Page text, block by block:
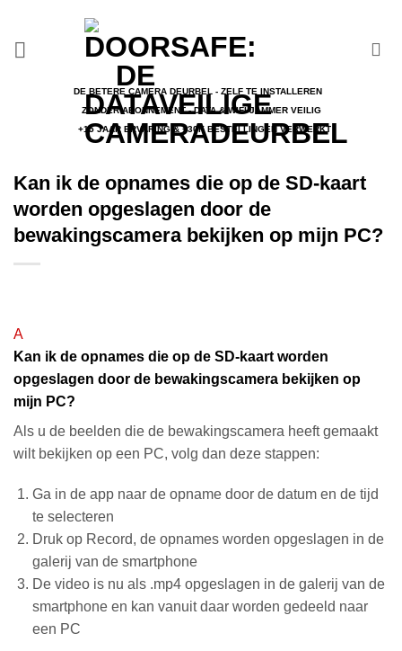
inhoud
DE BETERE CAMERA DEURBEL - ZELF TE INSTALLEREN
ZONDER ABONNEMENT - DATA & WIFI JAMMER VEILIG
+15 JAAR ERVARING & +30K BESTELLINGEN VERWERKT
Kan ik de opnames die op de SD-kaart
worden opgeslagen door de
bewakingscamera bekijken op mijn PC?
A
Kan ik de opnames die op de SD-kaart worden
opgeslagen door de bewakingscamera bekijken op
mijn PC?
Als u de beelden die de bewakingscamera heeft gemaakt
wilt bekijken op een PC, volg dan deze stappen:
Ga in de app naar de opname door de datum en de tijd
te selecteren
Druk op Record, de opnames worden opgeslagen in de
galerij van de smartphone
De video is nu als .mp4 opgeslagen in de galerij van de
smartphone en kan vanuit daar worden gedeeld naar
een PC